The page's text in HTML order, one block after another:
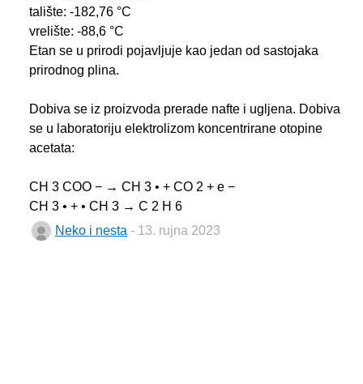
talište: -182,76 °C
vrelište: -88,6 °C
Etan se u prirodi pojavljuje kao jedan od sastojaka
prirodnog plina.
Dobiva se iz proizvoda prerade nafte i ugljena. Dobiva
se u laboratoriju elektrolizom koncentrirane otopine
acetata:
CH 3 COO − → CH 3 • + CO 2 + e −
CH 3 • + • CH 3 → C 2 H 6
Neko i nesta - 13. rujna 2023